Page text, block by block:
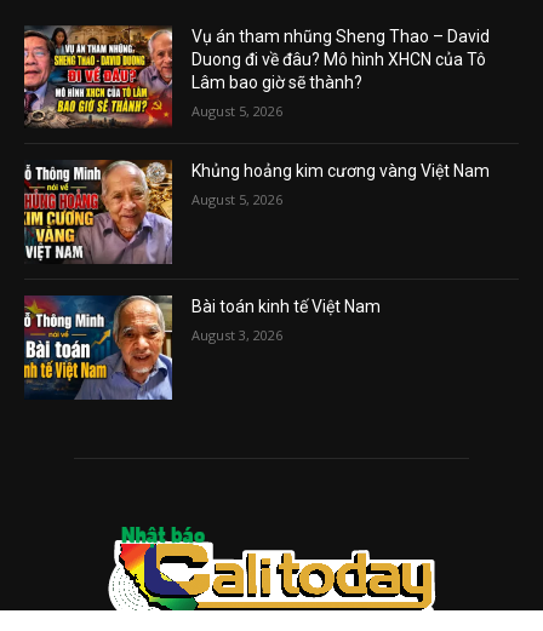
Vụ án tham nhũng Sheng Thao – David
Duong đi về đâu? Mô hình XHCN của Tô
Lâm bao giờ sẽ thành?
August 5, 2026
Khủng hoảng kim cương vàng Việt Nam
August 5, 2026
Bài toán kinh tế Việt Nam
August 3, 2026